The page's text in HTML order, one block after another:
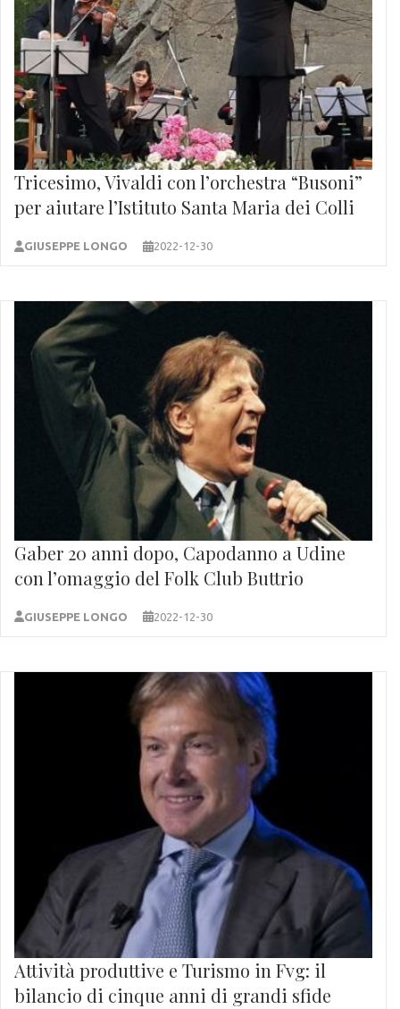
Tricesimo, Vivaldi con l’orchestra “Busoni”
per aiutare l’Istituto Santa Maria dei Colli
GIUSEPPE LONGO 2022-12-30
Gaber 20 anni dopo, Capodanno a Udine
con l’omaggio del Folk Club Buttrio
GIUSEPPE LONGO 2022-12-30
Attività produttive e Turismo in Fvg: il
bilancio di cinque anni di grandi sfide